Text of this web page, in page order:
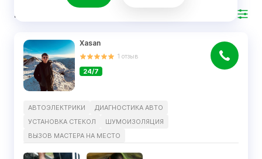
РЕЗУЛЬТАТ
Xasan
1 отзыв
24/7
АВТОЭЛЕКТРИКИ
ДИАГНОСТИКА АВТО
УСТАНОВКА СТЕКОЛ
ШУМОИЗОЛЯЦИЯ
ВЫЗОВ МАСТЕРА НА МЕСТО